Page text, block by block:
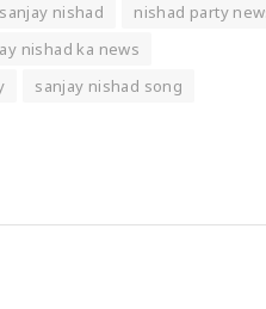
nishad
nishad party
nishad ka news
sanjay nishad song